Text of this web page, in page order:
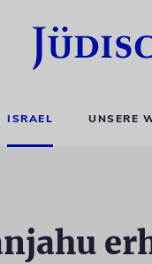
ISRAEL UNSERE